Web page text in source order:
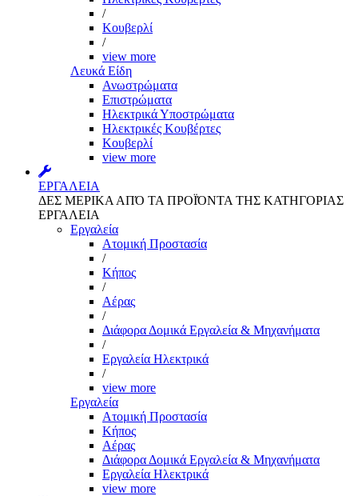
/
Κουβερλί
/
view more
Λευκά Είδη
Ανωστρώματα
Επιστρώματα
Ηλεκτρικά Υποστρώματα
Ηλεκτρικές Κουβέρτες
Κουβερλί
view more
ΕΡΓΑΛΕΙΑ
ΔΕΣ ΜΕΡΙΚΑ ΑΠΌ ΤΑ ΠΡΟΪΌΝΤΑ ΤΗΣ ΚΑΤΗΓΟΡΙΑΣ
ΕΡΓΑΛΕΙΑ
Εργαλεία
Aτομική Προστασία
/
Kήπος
/
Αέρας
/
Διάφορα Δομικά Εργαλεία & Μηχανήματα
/
Εργαλεία Ηλεκτρικά
/
view more
Εργαλεία
Aτομική Προστασία
Kήπος
Αέρας
Διάφορα Δομικά Εργαλεία & Μηχανήματα
Εργαλεία Ηλεκτρικά
view more